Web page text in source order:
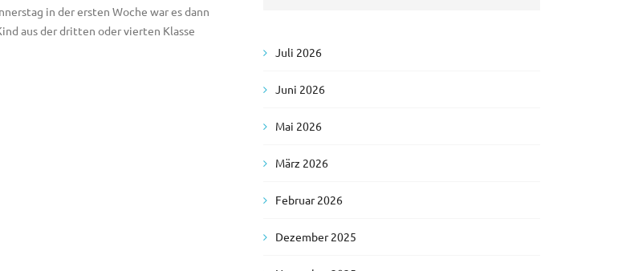
in der ersten Woche war es dann
aus der dritten oder vierten Klasse
Juli 2026
Juni 2026
Mai 2026
März 2026
Februar 2026
Dezember 2025